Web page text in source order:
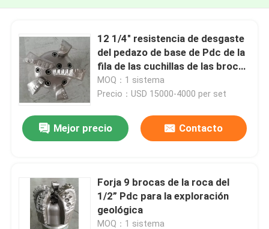
12 1/4" resistencia de desgaste
del pedazo de base de Pdc de la
fila de las cuchillas de las brocas
5 de PDC sola alta
MOQ：1 sistema
Precio：USD 15000-4000 per set
Mejor precio Contacto
Forja 9 brocas de la roca del
1/2” Pdc para la exploración
geológica
MOQ：1 sistema